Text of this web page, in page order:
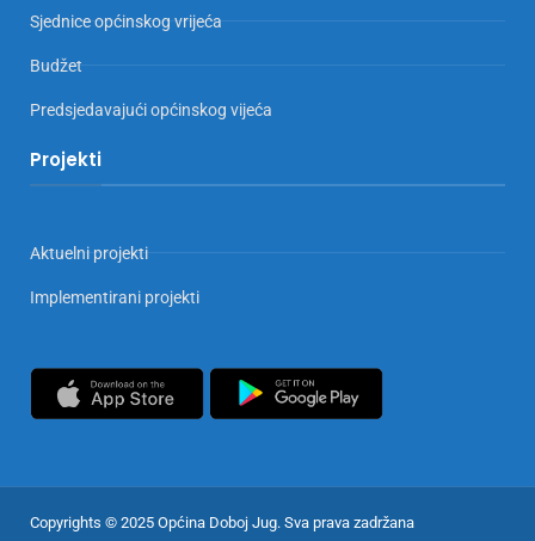
Sjednice općinskog vrijeća
Budžet
Predsjedavajući općinskog vijeća
Projekti
Aktuelni projekti
Implementirani projekti
Copyrights © 2025 Općina Doboj Jug. Sva prava zadržana